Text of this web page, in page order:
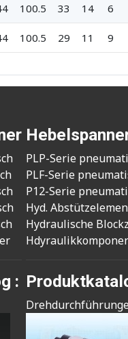
100.5 33 14 6
100.5 29 11 9
:
PLP-Serie
PLF-Serie
P12-Serie
Hyd.
Hydraulische